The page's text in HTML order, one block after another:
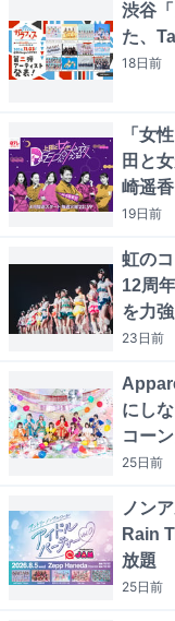
渋谷
た、
18日前
「女
田と
崎遥
19日前
虹の
12周
を力
23日前
にし
コーン
25日前
ノン
Rain
放題
25日前